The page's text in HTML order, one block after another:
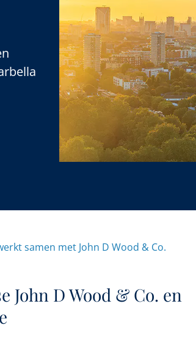
samen met John D Wood & Co.
John D Wood & Co. en